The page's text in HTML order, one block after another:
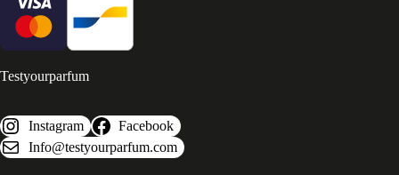
Testyourparfum
Instagram
Facebook
Info@testyourparfum.com